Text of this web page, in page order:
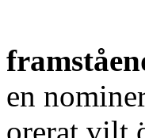
en